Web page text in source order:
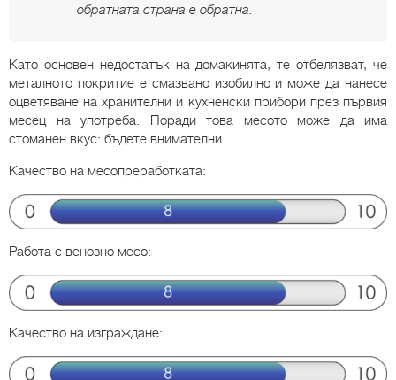
обратната страна е обратна.
Като основен недостатък на домакинята, те отбелязват, че
металното покритие е смазвано изобилно и може да нанесе
оцветяване на хранителни и кухненски прибори през първия
месец на употреба. Поради това месото може да има
стоманен вкус: бъдете внимателни.
Качество на месопреработката:
Работа с венозно месо:
Качество на изграждане: